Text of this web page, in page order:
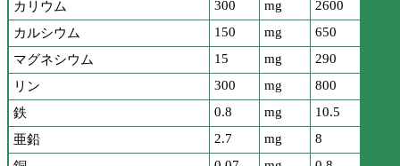
カリウム
300 mg
2600
カルシウム
150 mg
650
マグネシウム
15 mg
290
リン
300 mg
800
鉄
0.8 mg
10.5
亜鉛
2.7 mg
8